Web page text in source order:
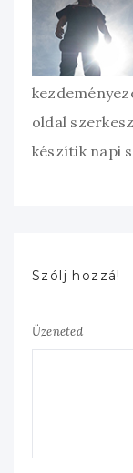
oldal
készítik napi
Szólj hozzá!
Üzeneted